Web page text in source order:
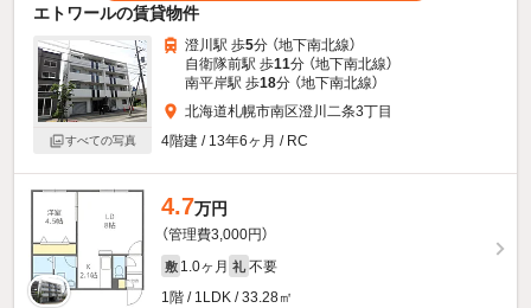
エトワールの賃貸物件
すべての写真
澄川駅 歩5分 （地下南北線）
自衛隊前駅 歩11分 （地下南北線）
南平岸駅 歩18分 （地下南北線）
北海道札幌市南区澄川二条3丁目
4階建 / 13年6ヶ月 / RC
4.7万円
（管理費3,000円）
敷 1.0ヶ月 礼 不要
1階 / 1LDK / 33.28㎡